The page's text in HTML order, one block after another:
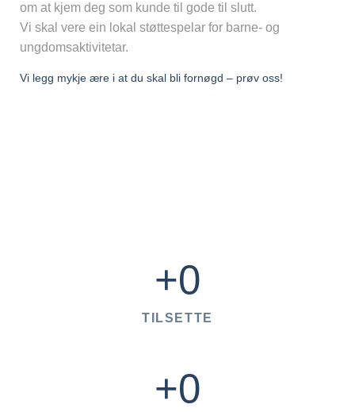
om at kjem deg som kunde til gode til slutt.
Vi skal vere ein lokal støttespelar for barne- og
ungdomsaktivitetar.
Vi legg mykje ære i at du skal bli fornøgd – prøv oss!
TILSETTE
+0
+0